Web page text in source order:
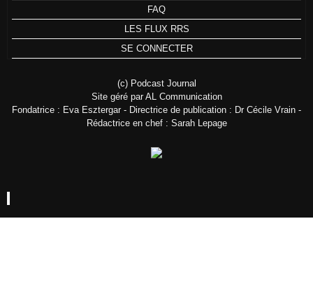
FAQ
LES FLUX RRS
SE CONNECTER
(c) Podcast Journal
Site géré par AL Communication
Fondatrice : Eva Esztergar - Directrice de publication : Dr Cécile Vrain -
Rédactrice en chef : Sarah Lepage